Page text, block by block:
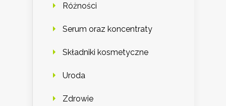
Różności
Serum oraz koncentraty
Składniki kosmetyczne
Uroda
Zdrowie